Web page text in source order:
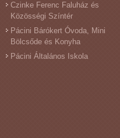
Czinke Ferenc Faluház és
Közösségi Színtér
Pácini Bárókert Óvoda, Mini
Bölcsőde és Konyha
Pácini Általános Iskola